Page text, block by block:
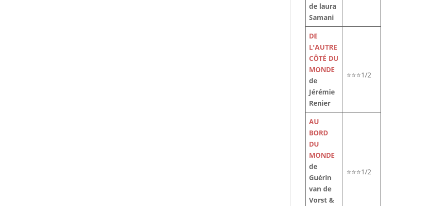
de laura
Samani
DE
L'AUTRE
CÔTÉ DU
MONDE
de
Jérémie
Renier
⭐⭐⭐1/2
AU
BORD
DU
MONDE
de
Guérin
van de
Vorst &
⭐⭐⭐1/2